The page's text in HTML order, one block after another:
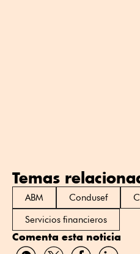
Temas
ABM Condusef
Servicios financieros
Comenta esta noticia